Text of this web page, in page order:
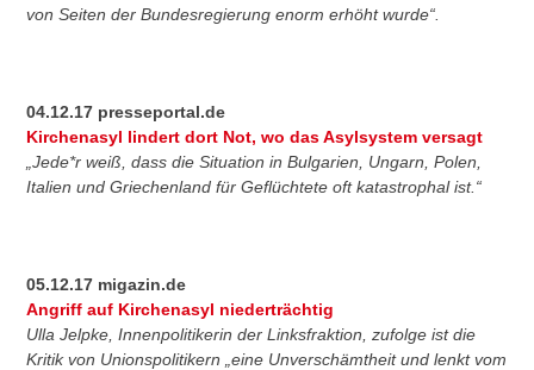
von Seiten der Bundesregierung enorm erhöht wurde“.
04.12.17 presseportal.de
Kirchenasyl lindert dort Not, wo das Asylsystem versagt
„Jede*r weiß, dass die Situation in Bulgarien, Ungarn, Polen,
Italien und Griechenland für Geflüchtete oft katastrophal ist.“
05.12.17 migazin.de
Angriff auf Kirchenasyl niederträchtig
Ulla Jelpke, Innenpolitikerin der Linksfraktion, zufolge ist die
Kritik von Unionspolitikern „eine Unverschämtheit und lenkt vom